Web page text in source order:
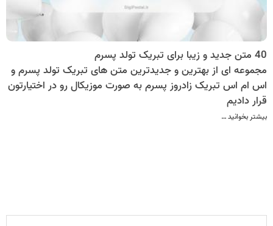
40 متن جدید و زیبا برای تبریک تولد پسرم
مجموعه ای از بهترین و جدیدترین متن های تبریک تولد پسرم و
اس ام اس تبریک زادروز پسرم به صورت موزیکال رو در اختیارتون
قرار دادیم
بیشتر بخوانید …